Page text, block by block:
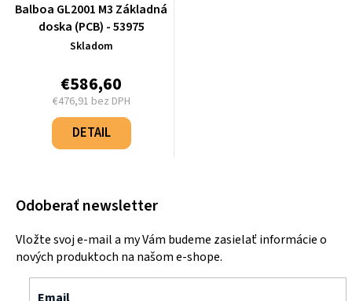
Balboa GL2001 M3 Základná
doska (PCB) - 53975
Skladom
€586,60
€476,91 bez DPH
Jednotková
cena:
DETAIL
Odoberať newsletter
Vložte svoj e-mail a my Vám budeme zasielať informácie o
nových produktoch na našom e-shope.